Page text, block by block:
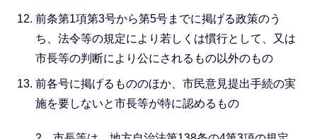
前条第1項第3号から第5号までに掲げる政策のう
ち、法令等の規定により若しくは慣行として、又は
市長等の判断により公にされるもの以外のもの
前各号に掲げるもののほか、市民意見提出手続の実
施を要しないと市長等が特に認めるもの